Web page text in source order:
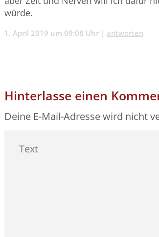
würde.
1. April 2019 um 09:08 Uhr | antworten
Hinterlasse einen
Deine E-Mail-Adresse wird nicht